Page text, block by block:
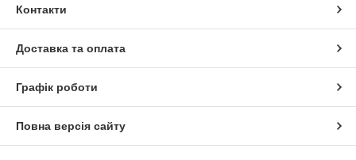
Контакти
Доставка та оплата
Графік роботи
Повна версія сайту